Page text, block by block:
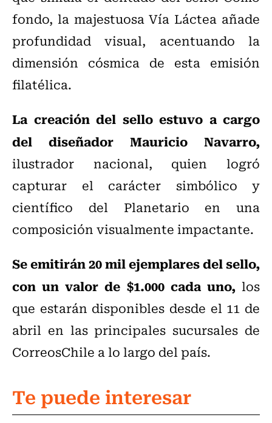
fondo, la majestuosa Vía Láctea añade
profundidad visual, acentuando la
dimensión cósmica de esta emisión
filatélica.
La creación del sello estuvo a cargo
del diseñador Mauricio Navarro,
ilustrador nacional, quien logró
capturar el carácter simbólico y
científico del Planetario en una
composición visualmente impactante.
Se emitirán 20 mil ejemplares del sello,
con un valor de $1.000 cada uno,los
que estarán disponibles desde el 11 de
abril en las principales sucursales de
CorreosChile a lo largo del país.
Te puede interesar